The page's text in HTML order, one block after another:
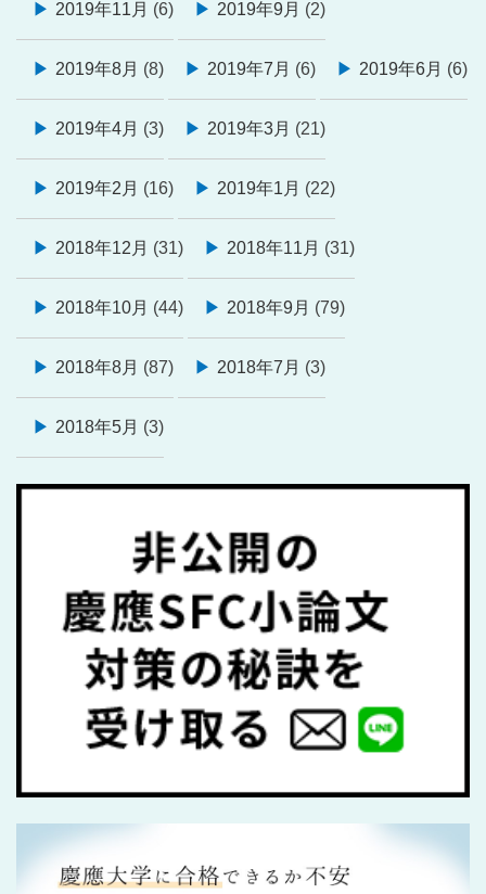
2019年11月 (6) 2019年9月 (2)
2019年8月 (8) 2019年7月 (6) 2019年6月 (6)
2019年4月 (3) 2019年3月 (21)
2019年2月 (16) 2019年1月 (22)
2018年12月 (31) 2018年11月 (31)
2018年10月 (44) 2018年9月 (79)
2018年8月 (87) 2018年7月 (3)
2018年5月 (3)